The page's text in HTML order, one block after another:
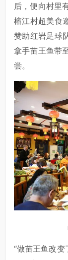
后，便向村里
榕江村超美食
赞助红岩足球
拿手苗王鱼带
尝。
“做苗王鱼改